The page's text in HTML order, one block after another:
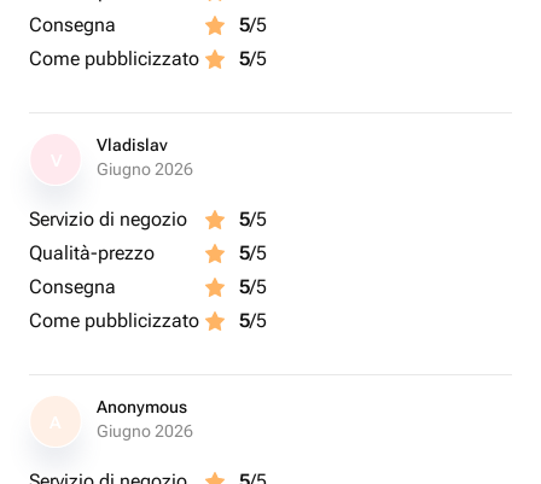
Consegna
5/5
Come pubblicizzato
5/5
Vladislav
Giugno 2026
Servizio di negozio 5/5
Qualità-prezzo
5/5
Consegna
5/5
Come pubblicizzato
5/5
A
Anonymous
Giugno 2026